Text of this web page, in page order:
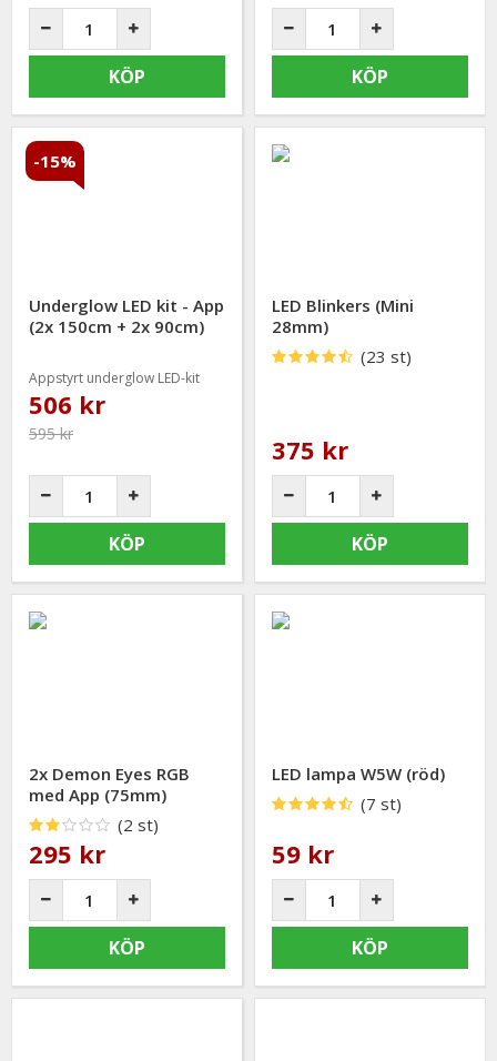
KÖP KÖP
-15%
Underglow LED kit - App
(2x 150cm + 2x 90cm)
Appstyrt underglow LED-kit
506 kr
595 kr
KÖP
LED Blinkers (Mini
28mm)
(23 st)
375 kr
KÖP
2x Demon Eyes RGB
med App (75mm)
(2 st)
295 kr
KÖP
LED lampa W5W (röd)
(7 st)
59 kr
KÖP